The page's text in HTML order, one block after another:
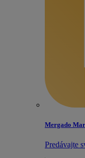
Mergado
Predávajte